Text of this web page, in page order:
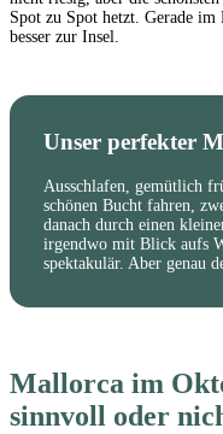
Spot zu Spot hetzt. Gerade im
besser zur Insel.
Unser perfekter
Ausschlafen, gemütlich
schönen Bucht fahren,
danach durch einen
irgendwo mit Blick aufs
spektakulär. Aber genau
Mallorca im
sinnvoll oder